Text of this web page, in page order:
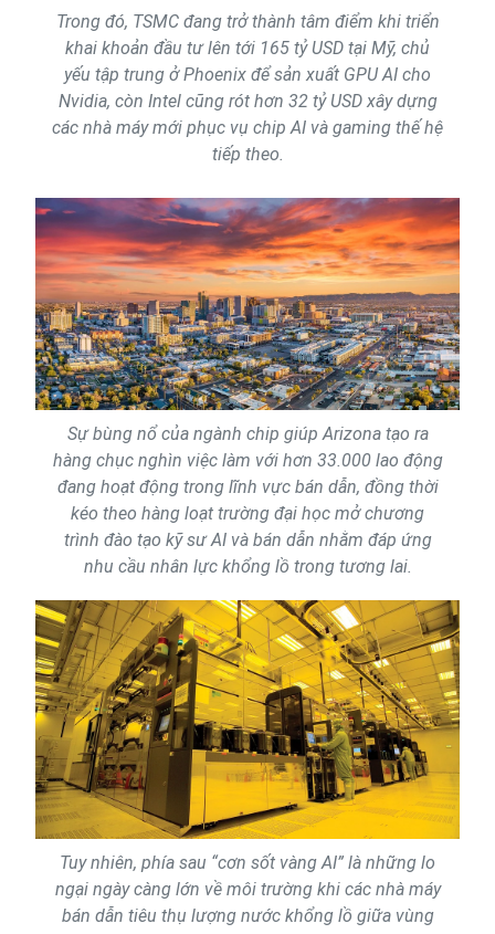
Trong đó, TSMC đang trở thành tâm điểm khi triển
khai khoản đầu tư lên tới 165 tỷ USD tại Mỹ, chủ
yếu tập trung ở Phoenix để sản xuất GPU AI cho
Nvidia, còn Intel cũng rót hơn 32 tỷ USD xây dựng
các nhà máy mới phục vụ chip AI và gaming thế hệ
tiếp theo.
Sự bùng nổ của ngành chip giúp Arizona tạo ra
hàng chục nghìn việc làm với hơn 33.000 lao động
đang hoạt động trong lĩnh vực bán dẫn, đồng thời
kéo theo hàng loạt trường đại học mở chương
trình đào tạo kỹ sư AI và bán dẫn nhằm đáp ứng
nhu cầu nhân lực khổng lồ trong tương lai.
Tuy nhiên, phía sau “cơn sốt vàng AI” là những lo
ngại ngày càng lớn về môi trường khi các nhà máy
bán dẫn tiêu thụ lượng nước khổng lồ giữa vùng